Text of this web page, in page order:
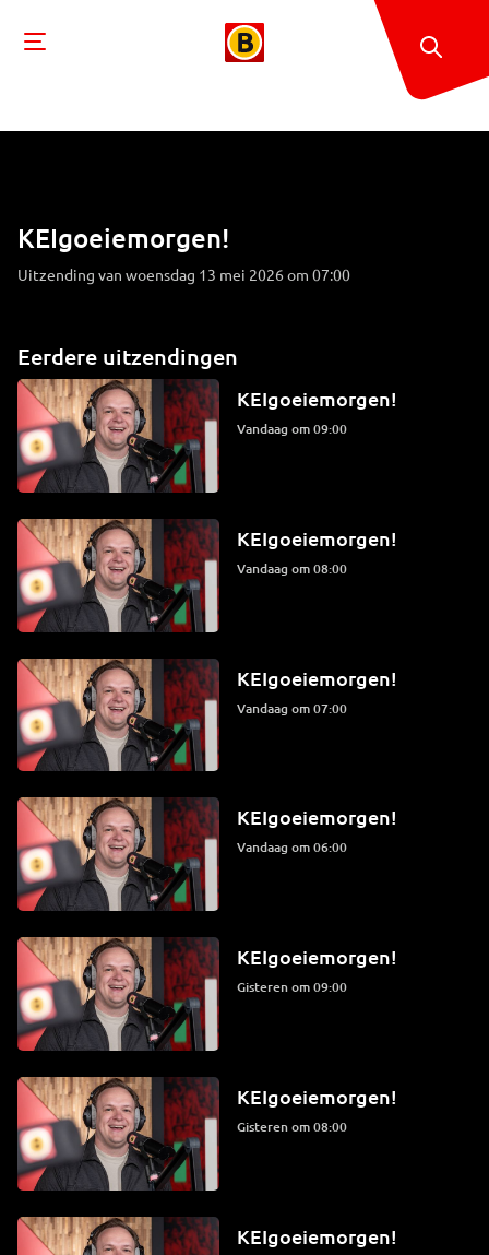
KEIgoeiemorgen!
Uitzending van woensdag 13 mei 2026 om 07:00
Eerdere uitzendingen
KEIgoeiemorgen!
Vandaag om 09:00
KEIgoeiemorgen!
Vandaag om 08:00
KEIgoeiemorgen!
Vandaag om 07:00
KEIgoeiemorgen!
Vandaag om 06:00
KEIgoeiemorgen!
Gisteren om 09:00
KEIgoeiemorgen!
Gisteren om 08:00
KEIgoeiemorgen!